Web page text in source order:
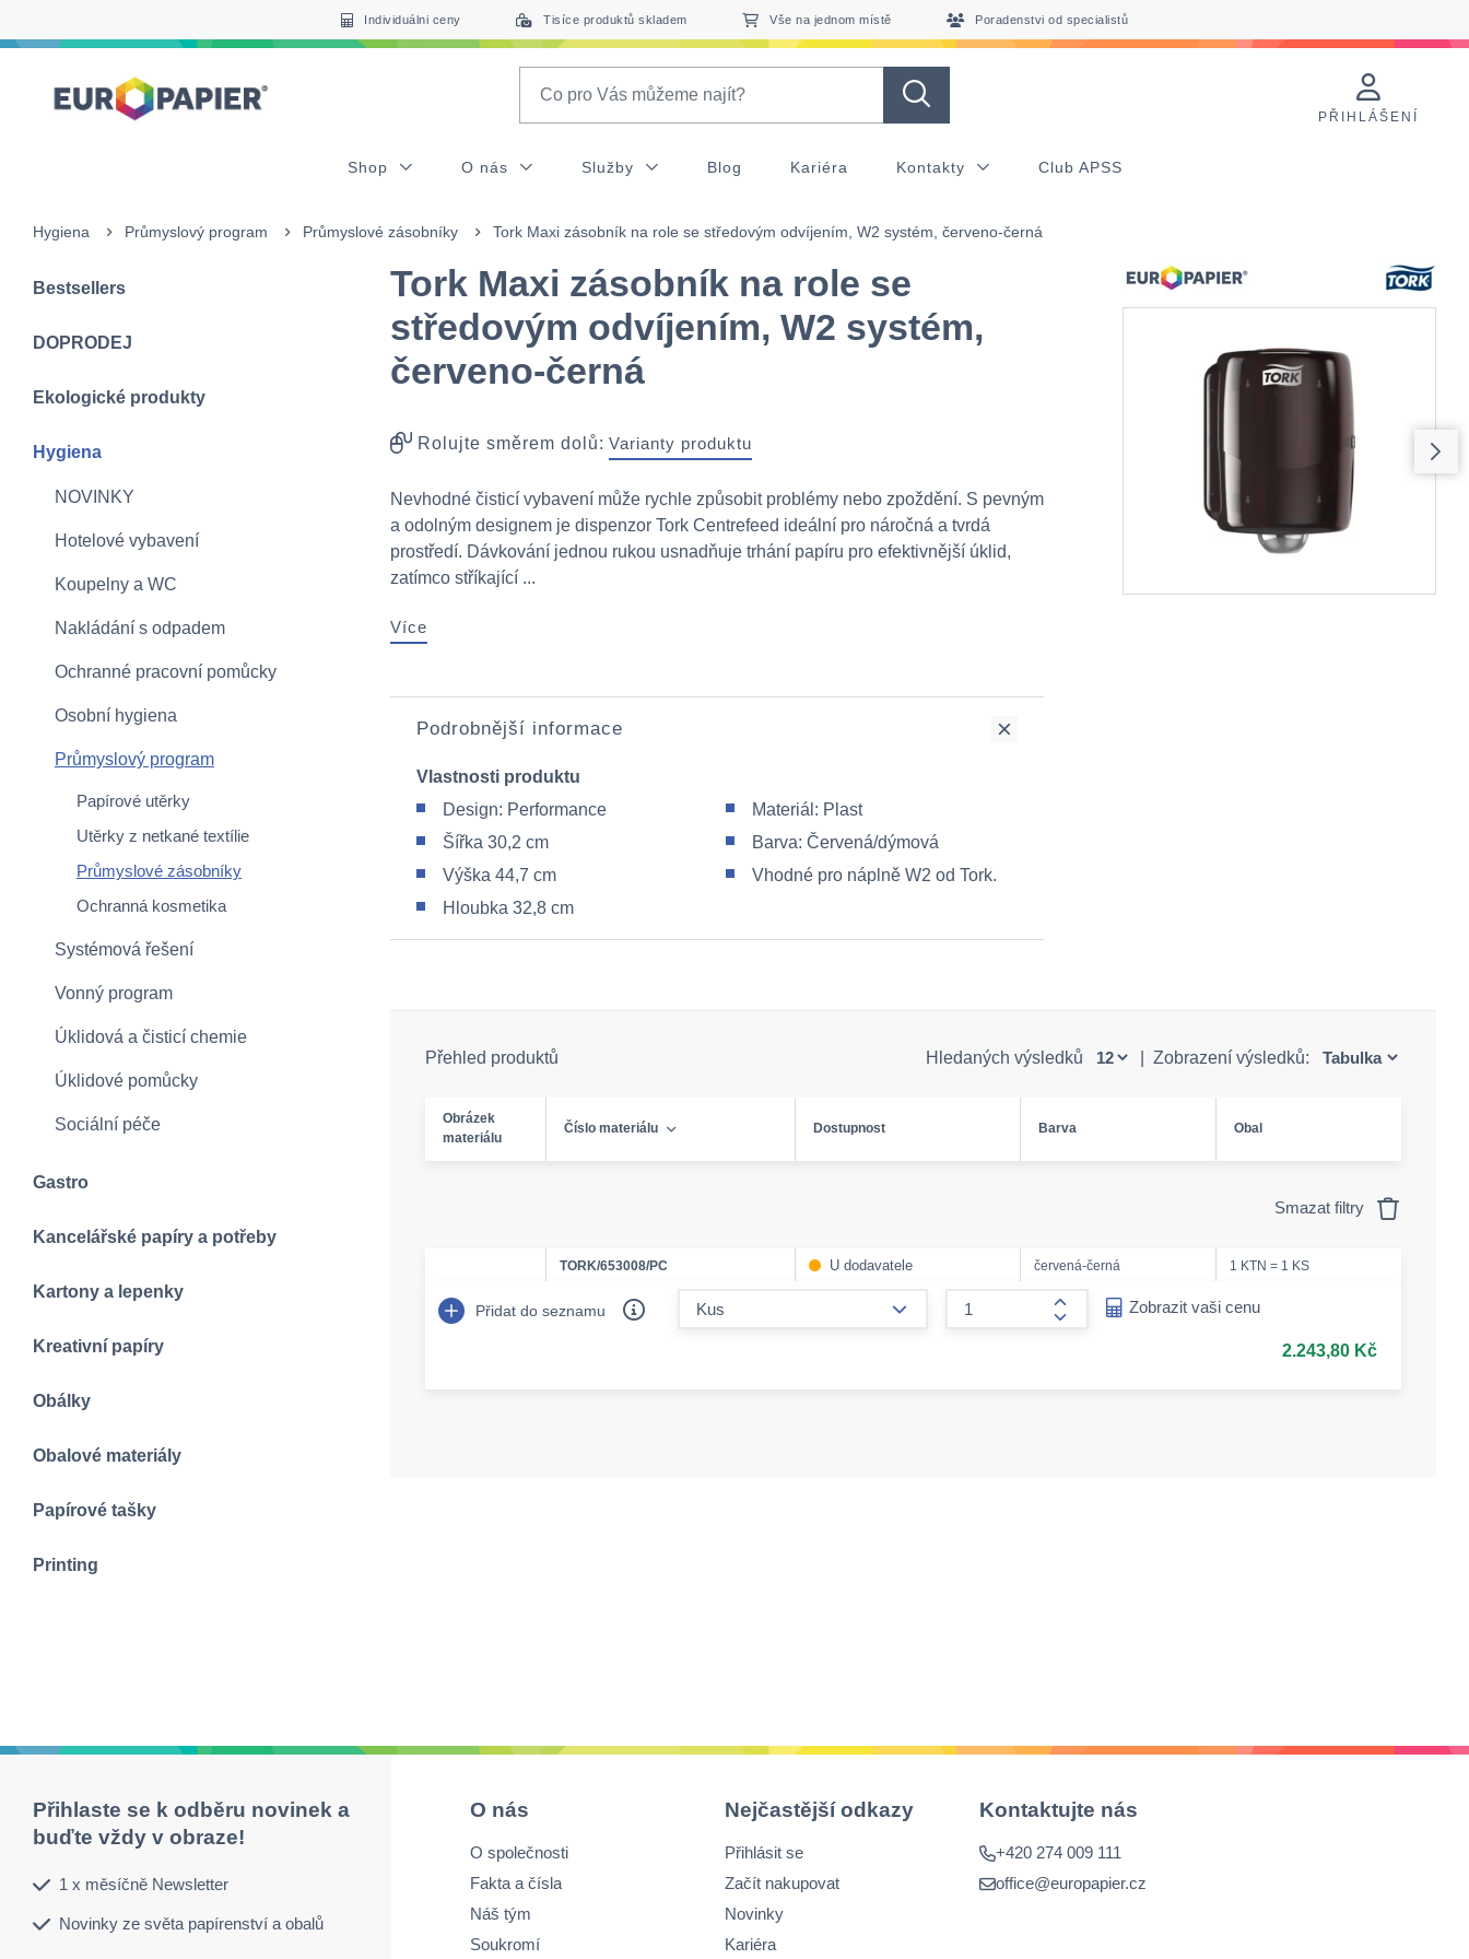
Individuálni ceny Tisíce produktů skladem Vše na jednom místě Poradenstvi od specialistů
PŘIHLÁŠENÍ
Shop O nás Služby Blog Kariéra Kontakty Club APSS
Hygiena Průmyslový program Průmyslové zásobníky Tork Maxi zásobník na role se středovým odvíjením, W2 systém, červeno-černá
Bestsellers
DOPRODEJ
Ekologické produkty
Hygiena
NOVINKY
Hotelové vybavení
Koupelny a WC
Nakládání s odpadem
Ochranné pracovní pomůcky
Osobní hygiena
Průmyslový program
Papírové utěrky
Utěrky z netkané textílie
Průmyslové zásobníky
Ochranná kosmetika
Systémová řešení
Vonný program
Úklidová a čisticí chemie
Úklidové pomůcky
Sociální péče
Gastro
Kancelářské papíry a potřeby
Kartony a lepenky
Kreativní papíry
Obálky
Obalové materiály
Papírové tašky
Printing
Tork Maxi zásobník na role se
středovým odvíjením, W2 systém,
červeno-černá
Rolujte směrem dolů: Varianty produktu
Nevhodné čisticí vybavení může rychle způsobit problémy nebo zpoždění. S pevným
a odolným designem je dispenzor Tork Centrefeed ideální pro náročná a tvrdá
prostředí. Dávkování jednou rukou usnadňuje trhání papíru pro efektivnější úklid,
zatímco stříkající ...
Více
Podrobnější informace
Vlastnosti produktu
Design: Performance
Šířka 30,2 cm
Výška 44,7 cm
Hloubka 32,8 cm
Materiál: Plast
Barva: Červená/dýmová
Vhodné pro náplně W2 od Tork.
Přehled produktů Hledaných výsledků Zobrazení výsledků:
Obrázek
materiálu
Číslo materiálu Dostupnost Barva Obal
Smazat filtry
TORK/653008/PC U dodavatele červená-černá 1 KTN = 1 KS
Přidat do seznamu
form.increase-amount
Zobrazit vaši cenu
2.243,80 Kč
Přihlaste se k odběru novinek a
buďte vždy v obraze!
1 x měsíčně Newsletter
Novinky ze světa papírenství a obalů
O nás
O společnosti
Fakta a čísla
Náš tým
Soukromí
Nejčastější odkazy
Přihlásit se
Začít nakupovat
Novinky
Kariéra
Kontaktujte nás
+420 274 009 111
office@europapier.cz